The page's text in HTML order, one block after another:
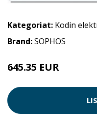
Kategoriat: Kodin
Brand:SOPHOS
645.35 EUR